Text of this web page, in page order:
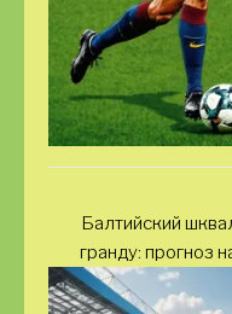
Балтийский
гранду: прогноз